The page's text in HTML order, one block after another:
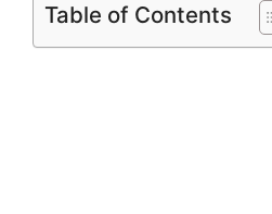
Table of Contents